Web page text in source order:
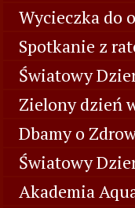
Wycieczka do
Spotkanie z
Światowy
Zielony dzień
Dbamy o
Światowy
Akademia